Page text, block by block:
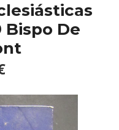
Bispo De